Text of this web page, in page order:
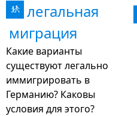
🚸 легальная
миграция
Какие варианты
существуют легально
иммигрировать в
Германию? Каковы
условия для этого?